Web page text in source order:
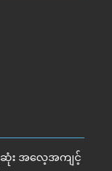
အလေ့အကျင့်